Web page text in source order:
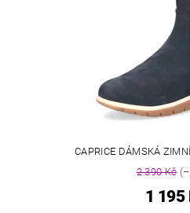
CAPRICE DÁMSKÁ
2 390 Kč
1 195